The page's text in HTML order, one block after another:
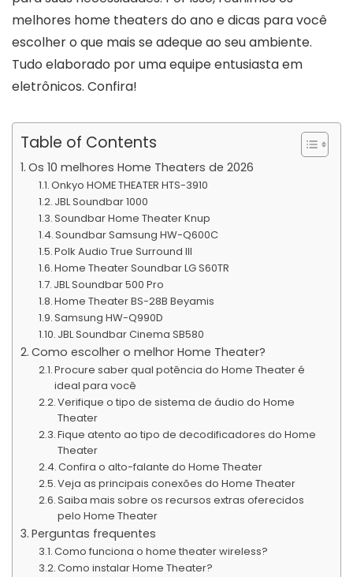
melhores home theaters do ano e dicas para você
escolher o que mais se adeque ao seu ambiente.
Tudo elaborado por uma equipe entusiasta em
eletrônicos. Confira!
Table of Contents
Os 10 melhores Home Theaters de 2026
Onkyo HOME THEATER HTS-3910
JBL Soundbar 1000
Soundbar Home Theater Knup
Soundbar Samsung HW-Q600C
Polk Audio True Surround III
Home Theater Soundbar LG S60TR
JBL Soundbar 500 Pro
Home Theater BS-28B Beyamis
Samsung HW-Q990D
JBL Soundbar Cinema SB580
Como escolher o melhor Home Theater?
Procure saber qual potência do Home Theater é
ideal para você
Verifique o tipo de sistema de áudio do Home
Theater
Fique atento ao tipo de decodificadores do Home
Theater
Confira o alto-falante do Home Theater
Veja as principais conexões do Home Theater
Saiba mais sobre os recursos extras oferecidos
pelo Home Theater
Perguntas frequentes
Como funciona o home theater wireless?
Como instalar Home Theater?